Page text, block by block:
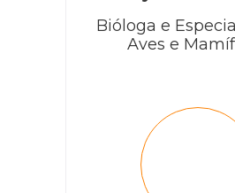
Bióloga e
Aves e